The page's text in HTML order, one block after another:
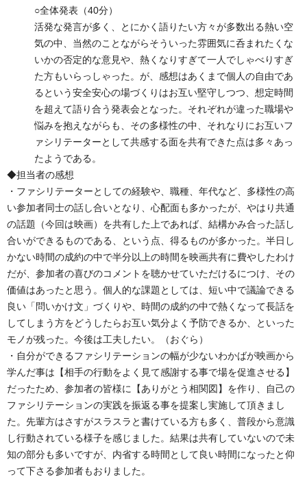
○全体発表（40分）
活発な発言が多く、とにかく語りたい方々が多数出る熱い空
気の中、当然のことながらそういった雰囲気に呑まれたくな
いかの否定的な意見や、熱くなりすぎて一人でしゃべりすぎ
た方もいらっしゃった。が、感想はあくまで個人の自由であ
るという安全安心の場づくりはお互い堅守しつつ、想定時間
を超えて語り合う発表会となった。それぞれが違った職場や
悩みを抱えながらも、その多様性の中、それなりにお互いフ
ァシリテーターとして共感する面を共有できた点は多々あっ
たようである。
◆担当者の感想
・ファシリテーターとしての経験や、職種、年代など、多様性の高
い参加者同士の話し合いとなり、心配面も多かったが、やはり共通
の話題（今回は映画）を共有した上であれば、結構かみ合った話し
合いができるものである、という点、得るものが多かった。半日し
かない時間の成約の中で半分以上の時間を映画共有に費やしたわけ
だが、参加者の喜びのコメントを聴かせていただけるにつけ、その
価値はあったと思う。個人的な課題としては、短い中で議論できる
良い「問いかけ文」づくりや、時間の成約の中で熱くなって長話を
してしまう方をどうしたらお互い気分よく予防できるか、といった
モノが残った。今後は工夫したい。（おぐら）
・自分ができるファシリテーションの幅が少ないわかばが映画から
学んだ事は【相手の行動をよく見て感謝する事で場を促進させる】
だったため、参加者の皆様に【ありがとう相関図】を作り、自己の
ファシリテーションの実践を振返る事を提案し実施して頂きまし
た。先輩方はさすがスラスラと書けている方も多く、普段から意識
し行動されている様子を感じました。結果は共有していないので未
知の部分も多いですが、内省する時間として良い時間になったと仰
って下さる参加者もおりました。